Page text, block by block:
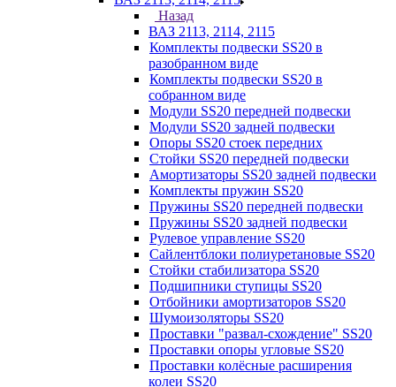
Назад
ВАЗ 2113, 2114, 2115
Комплекты подвески SS20 в
разобранном виде
Комплекты подвески SS20 в
собранном виде
Модули SS20 передней подвески
Модули SS20 задней подвески
Опоры SS20 стоек передних
Стойки SS20 передней подвески
Амортизаторы SS20 задней подвески
Комплекты пружин SS20
Пружины SS20 передней подвески
Пружины SS20 задней подвески
Рулевое управление SS20
Сайлентблоки полиуретановые SS20
Стойки стабилизатора SS20
Подшипники ступицы SS20
Отбойники амортизаторов SS20
Шумоизоляторы SS20
Проставки "развал-схождение" SS20
Проставки опоры угловые SS20
Проставки колёсные расширения
колеи SS20